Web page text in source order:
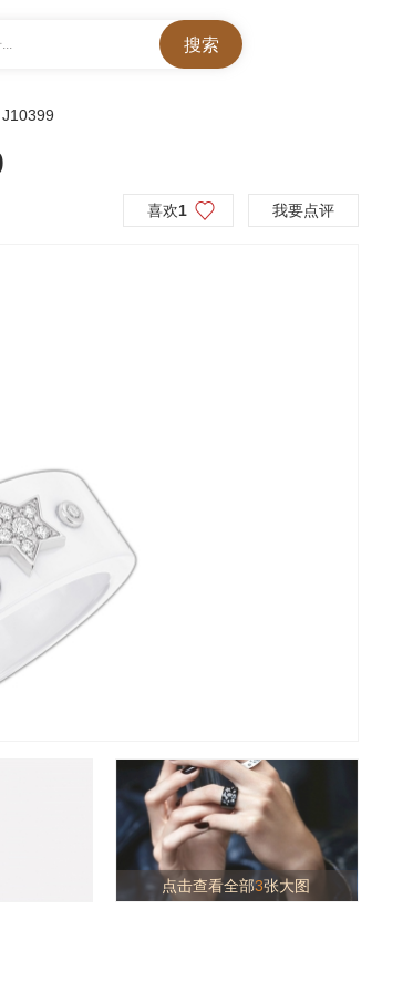
J10399
喜欢1 我要点评
点击查看全部3张大图